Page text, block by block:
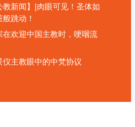
教新闻】|肉眼可见！圣体如
跳动！
在欢迎中国主教时，哽咽流
仪主教眼中的中梵协议